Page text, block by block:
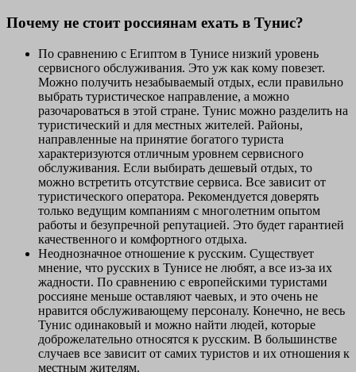
Почему не стоит россиянам ехать в Тунис?
По сравнению с Египтом в Тунисе низкий уровень
сервисного обслуживания. Это уж как кому повезет.
Можно получить незабываемый отдых, если правильно
выбрать туристическое направление, а можно
разочароваться в этой стране. Тунис можно разделить на
туристический и для местных жителей. Районы,
направленные на принятие богатого туриста
характеризуются отличным уровнем сервисного
обслуживания. Если выбирать дешевый отдых, то
можно встретить отсутствие сервиса. Все зависит от
туристического оператора. Рекомендуется доверять
только ведущим компаниям с многолетним опытом
работы и безупречной репутацией. Это будет гарантией
качественного и комфортного отдыха.
Неоднозначное отношение к русским. Существует
мнение, что русских в Тунисе не любят, а все из-за их
жадности. По сравнению с европейскими туристами
россияне меньше оставляют чаевых, и это очень не
нравится обслуживающему персоналу. Конечно, не весь
Тунис одинаковый и можно найти людей, которые
доброжелательно относятся к русским. В большинстве
случаев все зависит от самих туристов и их отношения к
местным жителям.